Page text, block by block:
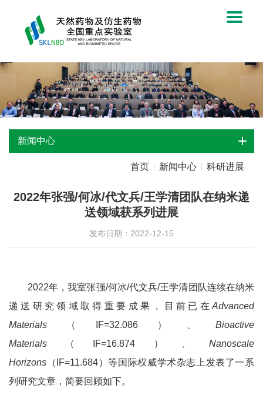
新闻中心
首页 新闻中心 科研进展
2022年张强/何冰/代文兵/王学清团队在纳米递
送领域获系列进展
发布日期：2022-12-15
2022年，我室张强/何冰/代文兵/王学清团队连续在纳米
递送研究领域取得重要成果，目前已在 Advanced
Materials （ IF=32.086）、Bioactive
Materials （ IF=16.874 ）、Nanoscale
Horizons （ IF=11.684）等国际权威学术杂志上发表了一系
列研究文章，简要回顾如下。